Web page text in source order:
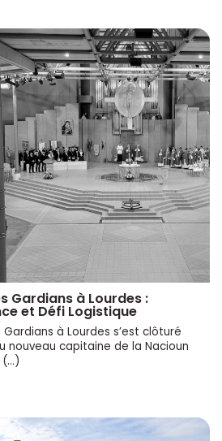
Gardians à Lourdes :
et Défi Logistique
Gardians à Lourdes s’est clôturé
nouveau capitaine de la Nacioun
(…)